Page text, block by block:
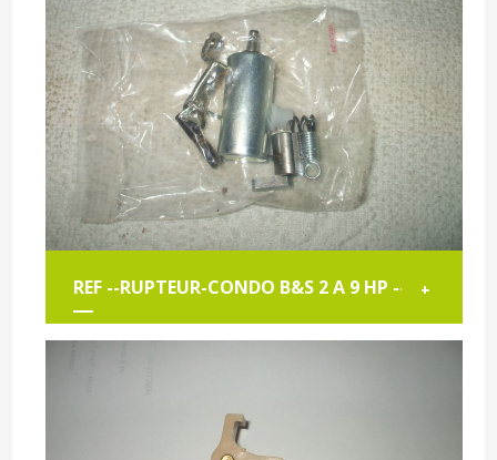
REF --RUPTEUR-CONDO B&S 2 A 9 HP --. +